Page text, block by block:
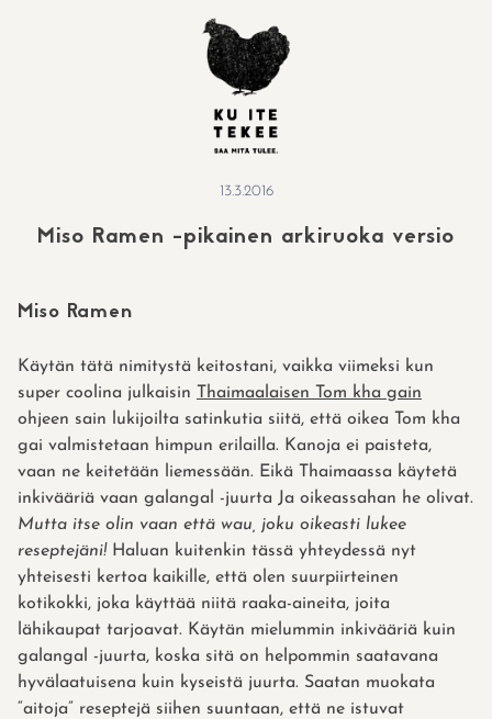
13.3.2016
Miso Ramen -pikainen arkiruoka versio
Miso Ramen
Käytän tätä nimitystä keitostani, vaikka viimeksi kun
super coolina julkaisin
Thaimaalaisen Tom kha gain
ohjeen sain lukijoilta satinkutia siitä, että oikea Tom kha
gai valmistetaan himpun erilailla. Kanoja ei paisteta,
vaan ne keitetään liemessään. Eikä Thaimaassa käytetä
inkivääriä vaan galangal -juurta Ja oikeassahan he olivat.
Mutta itse olin vaan että wau, joku oikeasti lukee
reseptejäni! Haluan kuitenkin tässä yhteydessä nyt
yhteisesti kertoa kaikille, että olen suurpiirteinen
kotikokki, joka käyttää niitä raaka-aineita, joita
lähikaupat tarjoavat. Käytän mielummin inkivääriä kuin
galangal -juurta, koska sitä on helpommin saatavana
hyvälaatuisena kuin kyseistä juurta. Saatan muokata
“aitoja” reseptejä siihen suuntaan, että ne istuvat